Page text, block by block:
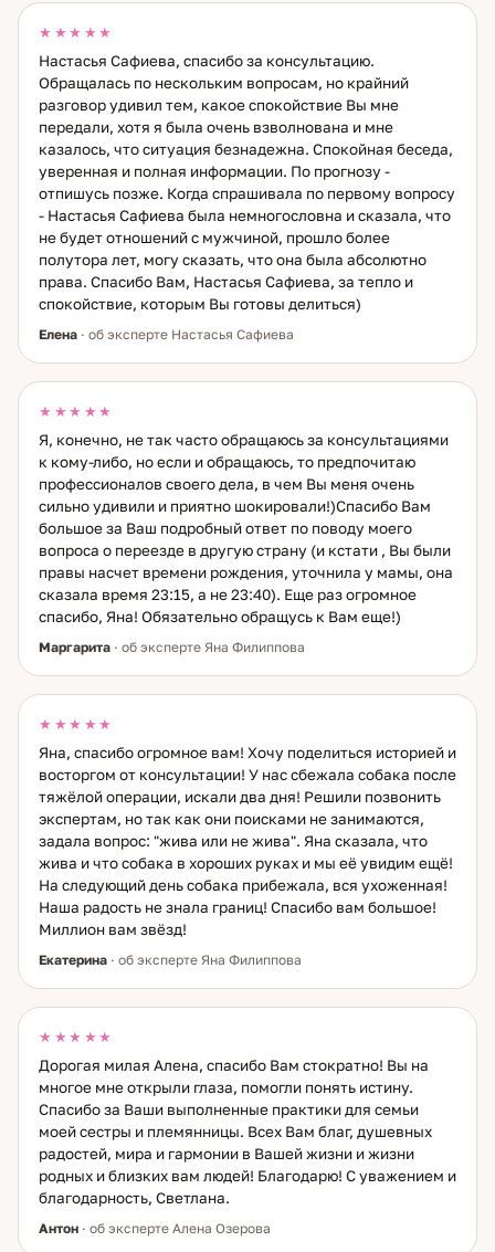
★★★★★
Настасья Сафиева, спасибо за консультацию.
Обращалась по нескольким вопросам, но крайний
разговор удивил тем, какое спокойствие Вы мне
передали, хотя я была очень взволнована и мне
казалось, что ситуация безнадежна. Спокойная беседа,
уверенная и полная информации. По прогнозу -
отпишусь позже. Когда спрашивала по первому вопросу
- Настасья Сафиева была немногословна и сказала, что
не будет отношений с мужчиной, прошло более
полутора лет, могу сказать, что она была абсолютно
права. Спасибо Вам, Настасья Сафиева, за тепло и
спокойствие, которым Вы готовы делиться)
Елена · об эксперте Настасья Сафиева
★★★★★
Я, конечно, не так часто обращаюсь за консультациями
к кому-либо, но если и обращаюсь, то предпочитаю
профессионалов своего дела, в чем Вы меня очень
сильно удивили и приятно шокировали!)Спасибо Вам
большое за Ваш подробный ответ по поводу моего
вопроса о переезде в другую страну (и кстати , Вы были
правы насчет времени рождения, уточнила у мамы, она
сказала время 23:15, а не 23:40). Еще раз огромное
спасибо, Яна! Обязательно обращусь к Вам еще!)
Маргарита · об эксперте Яна Филиппова
★★★★★
Яна, спасибо огромное вам! Хочу поделиться историей и
восторгом от консультации! У нас сбежала собака после
тяжёлой операции, искали два дня! Решили позвонить
экспертам, но так как они поисками не занимаются,
задала вопрос: "жива или не жива". Яна сказала, что
жива и что собака в хороших руках и мы её увидим ещё!
На следующий день собака прибежала, вся ухоженная!
Наша радость не знала границ! Спасибо вам большое!
Миллион вам звёзд!
Екатерина · об эксперте Яна Филиппова
★★★★★
Дорогая милая Алена, спасибо Вам стократно! Вы на
многое мне открыли глаза, помогли понять истину.
Спасибо за Ваши выполненные практики для семьи
моей сестры и племянницы. Всех Вам благ, душевных
радостей, мира и гармонии в Вашей жизни и жизни
родных и близких вам людей! Благодарю! С уважением и
благодарность, Светлана.
Антон · об эксперте Алена Озерова